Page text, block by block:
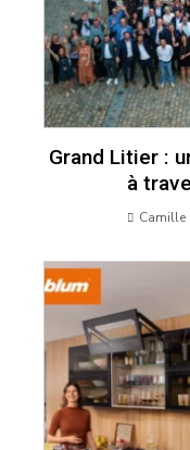
Grand Litier :
à
Camille